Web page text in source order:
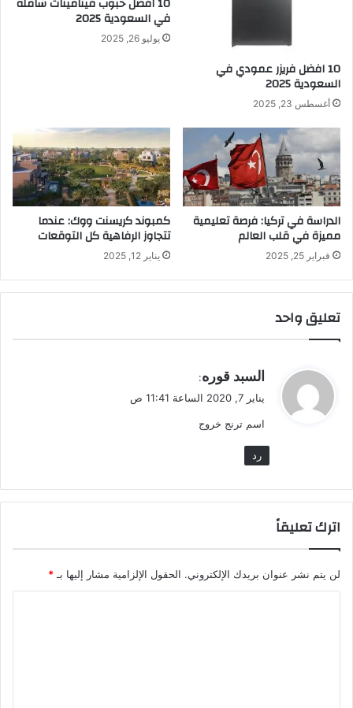
10 افضل فريزر عمودي​ في
السعودية​ 2025
أغسطس 23, 2025
10 افضل حبوب فيتامينات شامله​
في السعودية 2025
يوليو 26, 2025
الدراسة في تركيا: فرصة تعليمية
مميزة في قلب العالم
فبراير 25, 2025
كمبوند كريسنت ووك: عندما
تتجاوز الرفاهية كل التوقعات
يناير 12, 2025
تعليق واحد
ي
ل
السبد قوره:
يناير 7, 2020 الساعة 11:41 ص
اسم ترنج خروج
رد
اترك تعليقاً
لن يتم نشر عنوان بريدك الإلكتروني. الحقول الإلزامية مشار إليها بـ *